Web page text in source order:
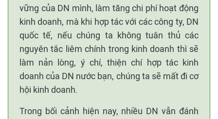
vững của DN mình, làm tăng chi phí hoạt động
kinh doanh, mà khi hợp tác với các công ty, DN
quốc tế, nếu chúng ta không tuân thủ các
nguyên tắc liêm chính trong kinh doanh thì sẽ
làm nản lòng, ý chí, thiện chí hợp tác kinh
doanh của DN nước bạn, chúng ta sẽ mất đi cơ
hội kinh doanh.
Trong bối cảnh hiện nay, nhiều DN vẫn đánh